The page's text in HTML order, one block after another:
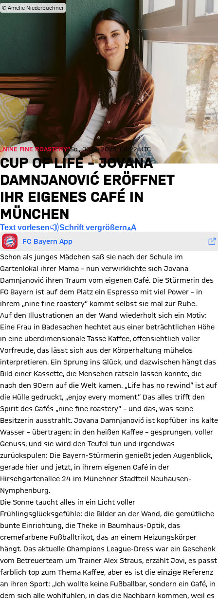
© Amelie Niederbuchner
„NINE FINE ROASTERY“So., 06.04.2025, 08:22 UTC
CUP OF LIFE – JOVANA
DAMNJANOVIĆ ERÖFFNET
IHR EIGENES CAFÉ IN
MÜNCHEN
Text vorlesen Schrift vergrößern
FC Bayern App
Schon als junges Mädchen saß sie nach der Schule im
Gartenlokal ihrer Mama – nun verwirklichte sich Jovana
Damnjanović ihren Traum vom eigenen Café. Die Stürmerin des
FC Bayern ist auf dem Platz ein Espresso mit viel Power – in
ihrem „nine fine roastery“ kommt selbst sie mal zur Ruhe.
Auf den Illustrationen an der Wand wiederholt sich ein Motiv:
Eine Frau in Badesachen hechtet aus einer be­trächtlichen Höhe
in eine überdimensionale Tasse Kaffee, offensichtlich voller
Vorfreude, das lässt sich aus der Körperhaltung mühelos
interpretieren. Ein Sprung ins Glück, und dazwischen hängt das
Bild einer Kassette, die Menschen rätseln lassen könnte, die
nach den 90ern auf die Welt kamen. „Life has no rewind“ ist auf
die Hülle gedruckt, „enjoy every moment.“ Das alles trifft den
Spirit des Cafés „nine fine roastery“ – und das, was seine
Besitzerin ausstrahlt. Jovana Damnjanović ist kopfüber ins kalte
Wasser – übertragen: in den heißen Kaffee – gesprungen, voller
Genuss, und sie wird den Teufel tun und irgendwas
zurückspulen: Die Bayern-Stürmerin genießt jeden Augenblick,
gerade hier und jetzt, in ihrem eigenen Café in der
Hirschgartenallee 24 im Münchner Stadtteil Neuhausen-
Nymphenburg.
Die Sonne taucht alles in ein Licht voller
Frühlingsglücksgefühle: die Bilder an der Wand, die gemüt­liche
bunte Einrichtung, die Theke in Baumhaus-Optik, das
cremefarbene Fußballtrikot, das an einem Heizungskörper
hängt. Das aktuelle Champions League-Dress war ein Geschenk
vom Betreuerteam um Trainer Alex Straus, erzählt Jovi, es passt
farblich top zum Thema Kaffee, aber es ist die einzige Referenz
an ihren Sport: „Ich wollte keine Fußballbar, sondern ein Café, in
dem sich alle wohlfühlen, in das die Nachbarn kommen, weil es